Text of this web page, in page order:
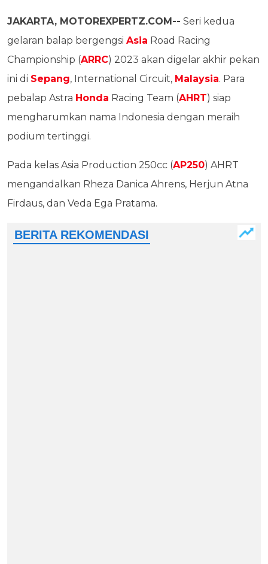
JAKARTA, MOTOREXPERTZ.COM-- Seri kedua
gelaran balap bergengsi Asia Road Racing
Championship (ARRC) 2023 akan digelar akhir pekan
ini di Sepang, International Circuit, Malaysia. Para
pebalap Astra Honda Racing Team (AHRT) siap
mengharumkan nama Indonesia dengan meraih
podium tertinggi.
Pada kelas Asia Production 250cc (AP250) AHRT
mengandalkan Rheza Danica Ahrens, Herjun Atna
Firdaus, dan Veda Ega Pratama.